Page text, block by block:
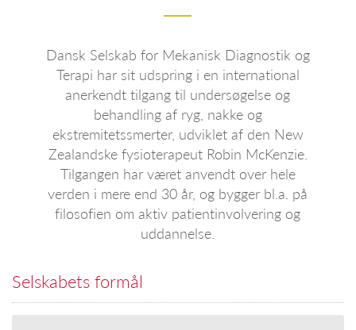
Dansk Selskab for Mekanisk Diagnostik og
Terapi har sit udspring i en international
anerkendt tilgang til undersøgelse og
behandling af ryg, nakke og
ekstremitetssmerter, udviklet af den New
Zealandske fysioterapeut Robin McKenzie.
Tilgangen har været anvendt over hele
verden i mere end 30 år, og bygger bl.a. på
filosofien om aktiv patientinvolvering og
uddannelse.
Selskabets formål